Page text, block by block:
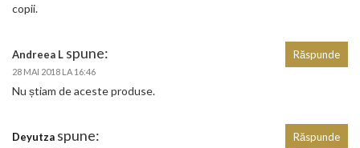
copii.
Andreea L spune:
28 MAI 2018 LA 16:46
Nu știam de aceste produse.
Răspunde
Deyutza spune: Răspunde